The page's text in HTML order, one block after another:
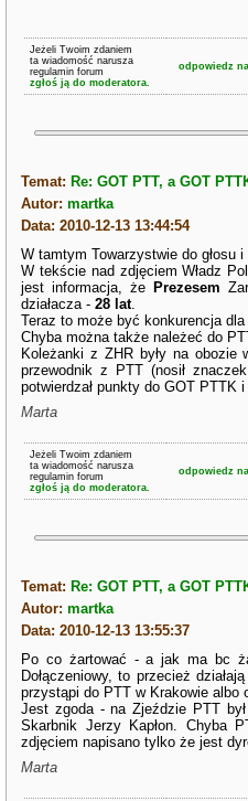
Jeżeli Twoim zdaniem
ta wiadomość narusza
regulamin forum
zgłoś ją do moderatora.
odpowiedz
Temat: Re: GOT PTT, a GOT
Autor:martka
Data: 2010-12-13 13:44:54
W tamtym Towarzystwie do głosu i
W tekście nad zdjęciem Władz
jest informacja, że Prezesem
działacza -28 lat.
Teraz to może być konkurencja
Chyba można także należeć do
Koleżanki z ZHR były na obozie
przewodnik z PTT (nosił
potwierdzał punkty do GOT PTTK
Marta
Jeżeli Twoim zdaniem
ta wiadomość narusza
regulamin forum
zgłoś ją do moderatora.
odpowiedz
Temat: Re: GOT PTT, a GOT
Autor:martka
Data: 2010-12-13 13:55:37
Po co żartować - a jak ma bc
Dołączeniowy, to przecież
przystąpi do PTT w Krakowie albo
Jest zgoda - na Zjeździe PTT
Skarbnik Jerzy Kapłon. Chyba
zdjęciem napisano tylko że jest
Marta